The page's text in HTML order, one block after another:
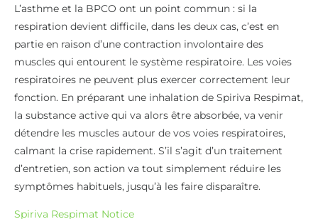
L’asthme et la BPCO ont un point commun : si la
respiration devient difficile, dans les deux cas, c’est en
partie en raison d’une contraction involontaire des
muscles qui entourent le système respiratoire. Les voies
respiratoires ne peuvent plus exercer correctement leur
fonction. En préparant une inhalation de Spiriva Respimat,
la substance active qui va alors être absorbée, va venir
détendre les muscles autour de vos voies respiratoires,
calmant la crise rapidement. S’il s’agit d’un traitement
d’entretien, son action va tout simplement réduire les
symptômes habituels, jusqu’à les faire disparaître.
Spiriva Respimat Notice